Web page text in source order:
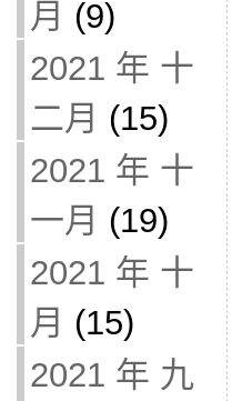
月 (9)
2021 年 十
二月 (15)
2021 年 十
一月 (19)
2021 年 十
月 (15)
2021 年 九